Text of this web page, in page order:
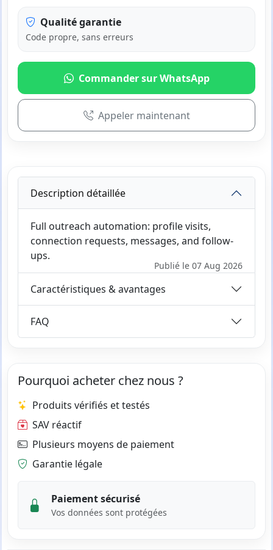
Qualité garantie
Code propre, sans erreurs
Commander sur WhatsApp
Appeler maintenant
Description détaillée
Full outreach automation: profile visits,
connection requests, messages, and follow-
ups.
Publié le 07 Aug 2026
Caractéristiques & avantages
FAQ
Pourquoi acheter chez nous ?
Produits vérifiés et testés
SAV réactif
Plusieurs moyens de paiement
Garantie légale
Paiement sécurisé
Vos données sont protégées